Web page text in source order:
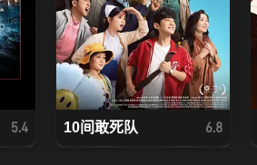
5.4 10间敢死队 6.8